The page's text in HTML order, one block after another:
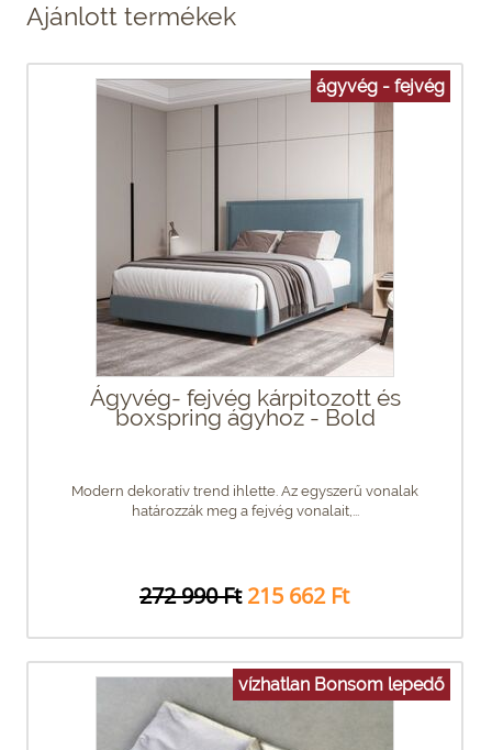
Ajánlott termékek
ágyvég - fejvég
Ágyvég- fejvég kárpitozott és
boxspring ágyhoz - Bold
Modern dekoratív trend ihlette. Az egyszerű vonalak
határozzák meg a fejvég vonalait,...
272 990 Ft 215 662 Ft
vízhatlan Bonsom lepedő